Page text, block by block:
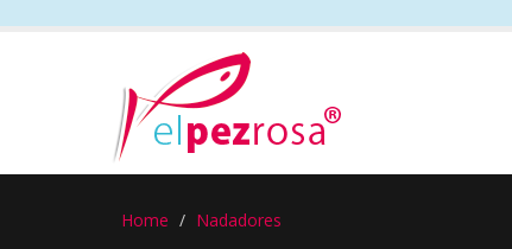
Home Nadadores